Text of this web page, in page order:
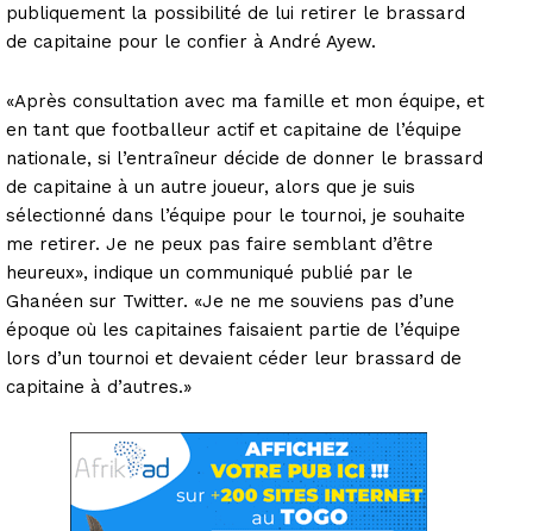
publiquement la possibilité de lui retirer le brassard
de capitaine pour le confier à André Ayew.
«Après consultation avec ma famille et mon équipe, et
en tant que footballeur actif et capitaine de l’équipe
nationale, si l’entraîneur décide de donner le brassard
de capitaine à un autre joueur, alors que je suis
sélectionné dans l’équipe pour le tournoi, je souhaite
me retirer. Je ne peux pas faire semblant d’être
heureux», indique un communiqué publié par le
Ghanéen sur Twitter. «Je ne me souviens pas d’une
époque où les capitaines faisaient partie de l’équipe
lors d’un tournoi et devaient céder leur brassard de
capitaine à d’autres.»